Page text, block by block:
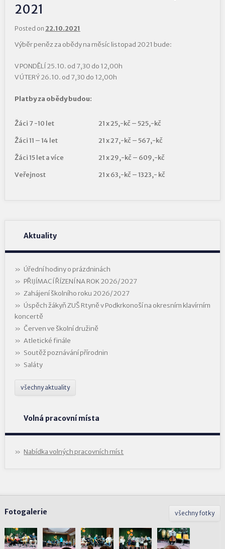
2021
Posted on 22.10.2021
Výběr peněz za obědy na měsíc listopad 2021 bude:
V PONDĚLÍ 25.10. od 7,30 do 12,00h
V ÚTERÝ 26.10. od 7,30 do 12,00h
Platby za obědy budou:
Žáci 7 -10 let
21 x 25,-kč – 525,-kč
Žáci 11 – 14 let
21 x 27,-kč – 567,-kč
Žáci 15 let a více
21 x 29,-kč – 609,-kč
Veřejnost
21 x 63,-kč – 1323,- kč
Aktuality
Úřední hodiny o prázdninách
PŘIJÍMACÍ ŘÍZENÍ NA ROK 2026/2027
Zahájení školního roku 2026/2027
Úspěch žákyň ZUŠ Rtyně v Podkrkonoší na okresním klavírním
koncertě
Červen ve školní družině
Atletické finále
Soutěž poznávání přírodnin
Saláty
všechny aktuality
Volná pracovní místa
Nabídka volných pracovních míst
všechny fotky
Fotogalerie